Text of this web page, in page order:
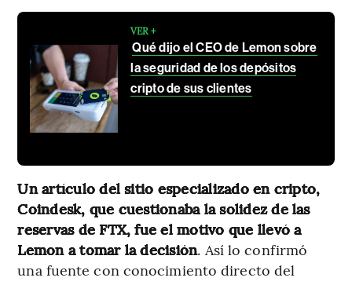
VER +
Qué dijo el CEO de Lemon sobre
la seguridad de los depósitos
cripto de sus clientes
Un artículo del sitio especializado en cripto,
Coindesk, que cuestionaba la solidez de las
reservas de FTX, fue el motivo que llevó a
Lemon a tomar la decisión. Así lo confirmó
una fuente con conocimiento directo del